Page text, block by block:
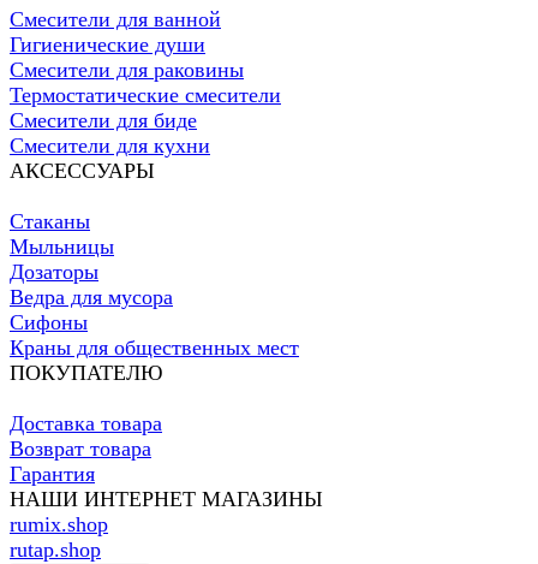
Смесители для ванной
Гигиенические души
Смесители для раковины
Термостатические смесители
Смесители для биде
Смесители для кухни
АКСЕССУАРЫ
Стаканы
Мыльницы
Дозаторы
Ведра для мусора
Сифоны
Краны для общественных мест
ПОКУПАТЕЛЮ
Доставка товара
Возврат товара
Гарантия
НАШИ ИНТЕРНЕТ МАГАЗИНЫ
rumix.shop
rutap.shop